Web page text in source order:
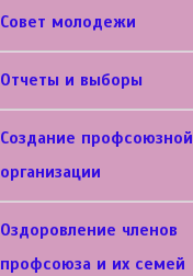
Совет молодежи
Отчеты и выборы
Создание профсоюзной
организации
Оздоровление членов
профсоюза и их семей